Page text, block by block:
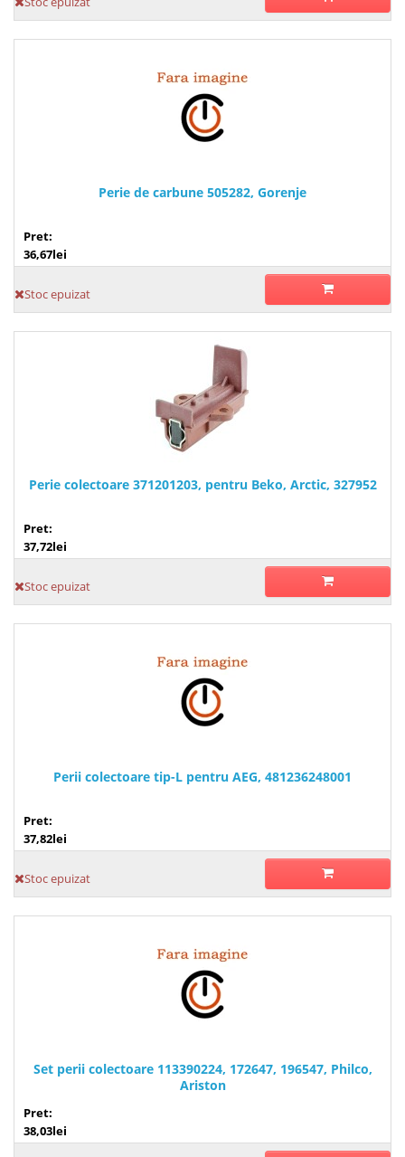
Perie de carbune 505282, Gorenje
Pret:
36,67lei
Stoc epuizat
Perie colectoare 371201203, pentru Beko, Arctic, 327952
Pret:
37,72lei
Stoc epuizat
Perii colectoare tip-L pentru AEG, 481236248001
Pret:
37,82lei
Stoc epuizat
Set perii colectoare 113390224, 172647, 196547, Philco,
Ariston
Pret:
38,03lei